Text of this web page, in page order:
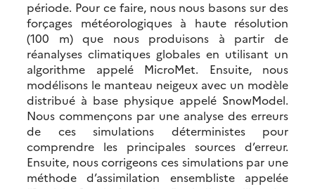
période. Pour ce faire, nous nous basons sur des
forçages météorologiques à haute résolution
(100 m) que nous produisons à partir de
réanalyses climatiques globales en utilisant un
algorithme appelé MicroMet. Ensuite, nous
modélisons le manteau neigeux avec un modèle
distribué à base physique appelé SnowModel.
Nous commençons par une analyse des erreurs
de ces simulations déterministes pour
comprendre les principales sources d’erreur.
Ensuite, nous corrigeons ces simulations par une
méthode d’assimilation ensembliste appelée